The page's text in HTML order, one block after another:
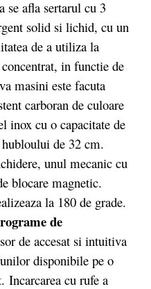
se afla sertarul cu 3
solid si lichid, cu un
de a utiliza la
in functie de
masini este facuta
carboran de culoare
inox cu o capacitate de
de 32 cm.
unul mecanic cu
blocare magnetic.
la 180 de grade.
de
de accesat si intuitiva
disponibile pe o
Incarcarea cu rufe a